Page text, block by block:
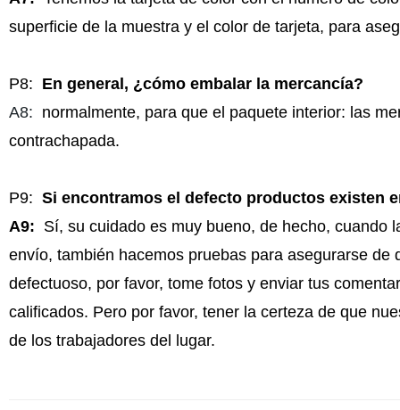
superficie de la muestra y el color de tarjeta, para
P8: En general, ¿cómo embalar la mercancía?
A8: normalmente, para que el paquete interior: las
contrachapada.
P9: Si encontramos el defecto productos existen
A9: Sí, su cuidado es muy bueno, de hecho, cuando
envío, también hacemos pruebas para asegurarse
defectuoso, por favor, tome fotos y enviar tus
calificados. Pero por favor, tener la certeza de que
de los trabajadores del lugar.